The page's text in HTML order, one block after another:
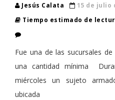
Jesús Calata
15 de julio
Tiempo estimado de
Fue una de las sucursales
una cantidad mínima
miércoles un sujeto
ubicada